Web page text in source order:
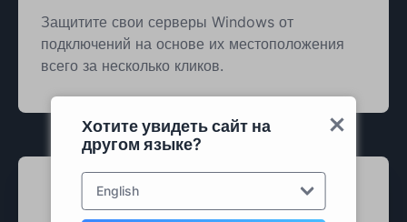
Хотите увидеть сайт на
другом языке?
English
Защитите свои серверы Windows от
подключений на основе их местоположения
всего за несколько кликов.